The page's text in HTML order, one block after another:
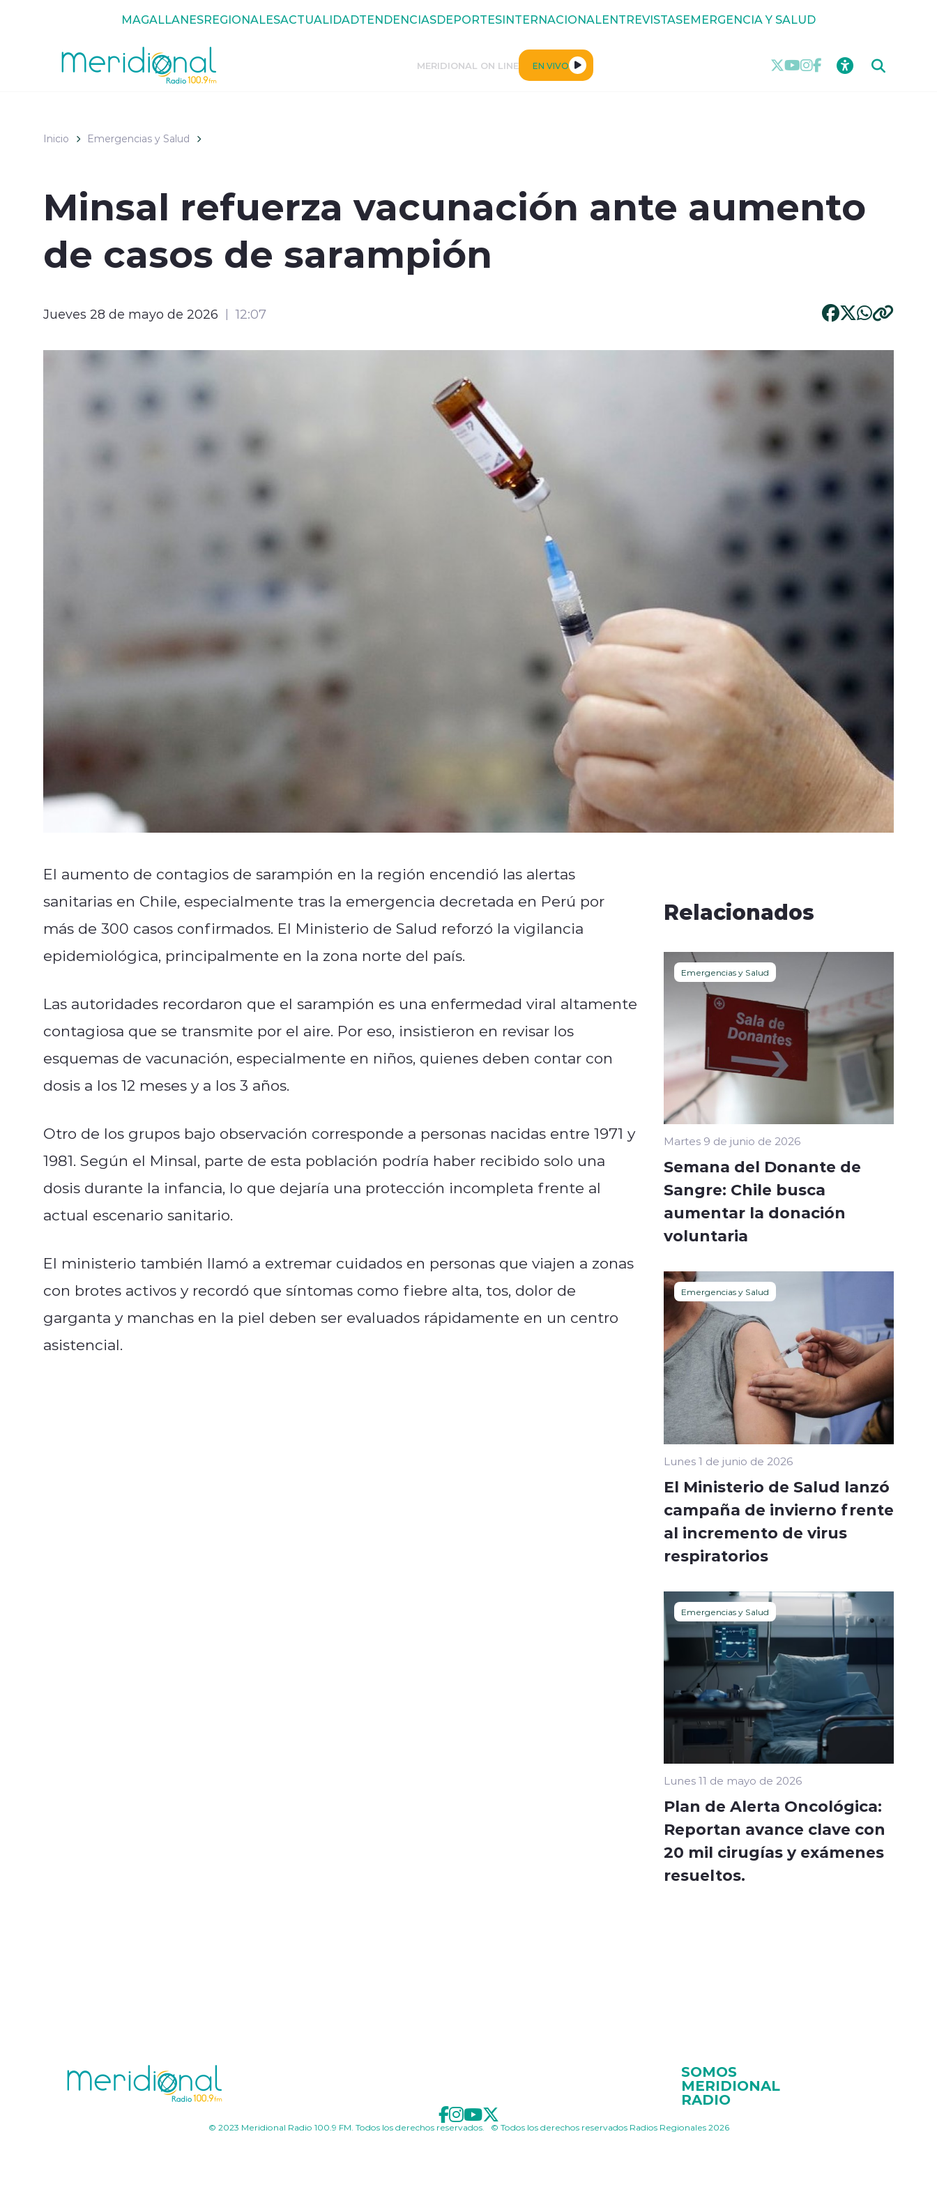
MAGALLANESREGIONALESACTUALIDADTENDENCIASDEPORTESINTERNACIONALENTREVISTASEMERGENCIA Y SALUD
MERIDIONAL ON LINE EN VIVO
Inicio Emergencias y Salud
Minsal refuerza vacunación ante aumento
de casos de sarampión
Jueves 28 de mayo de 2026 12:07
El aumento de contagios de sarampión en la región encendió las alertas
sanitarias en Chile, especialmente tras la emergencia decretada en Perú por
más de 300 casos confirmados. El Ministerio de Salud reforzó la vigilancia
epidemiológica, principalmente en la zona norte del país.
Las autoridades recordaron que el sarampión es una enfermedad viral altamente
contagiosa que se transmite por el aire. Por eso, insistieron en revisar los
esquemas de vacunación, especialmente en niños, quienes deben contar con
dosis a los 12 meses y a los 3 años.
Otro de los grupos bajo observación corresponde a personas nacidas entre 1971 y
1981. Según el Minsal, parte de esta población podría haber recibido solo una
dosis durante la infancia, lo que dejaría una protección incompleta frente al
actual escenario sanitario.
El ministerio también llamó a extremar cuidados en personas que viajen a zonas
con brotes activos y recordó que síntomas como fiebre alta, tos, dolor de
garganta y manchas en la piel deben ser evaluados rápidamente en un centro
asistencial.
Relacionados
Emergencias y Salud
Martes 9 de junio de 2026
Semana del Donante de
Sangre: Chile busca
aumentar la donación
voluntaria
Emergencias y Salud
Lunes 1 de junio de 2026
El Ministerio de Salud lanzó
campaña de invierno frente
al incremento de virus
respiratorios
Emergencias y Salud
Lunes 11 de mayo de 2026
Plan de Alerta Oncológica:
Reportan avance clave con
20 mil cirugías y exámenes
resueltos.
SOMOS
MERIDIONAL
RADIO
© 2023 Meridional Radio 100.9 FM. Todos los derechos reservados. © Todos los derechos reservados Radios Regionales 2026